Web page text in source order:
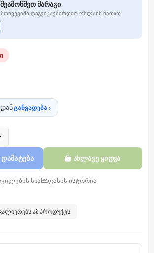
მარაგი
დაგვიკავშირდით ონლაინ ჩათით
განვადება ›
ახლავე ყიდვა
სია
ფასის ისტორია
ამ პროდუქტს